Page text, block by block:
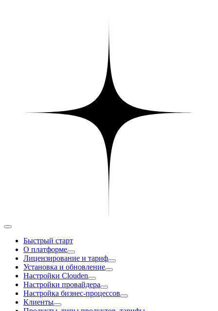
Быстрый старт
О платформе
Лицензирование и тариф
Установка и обновление
Настройки Clouden
Настройки провайдера
Настройка бизнес-процессов
Клиенты